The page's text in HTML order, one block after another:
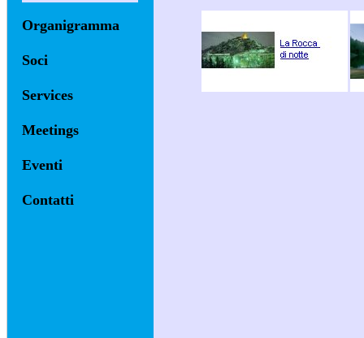
Organigramma
Soci
Services
Meetings
Eventi
Contatti